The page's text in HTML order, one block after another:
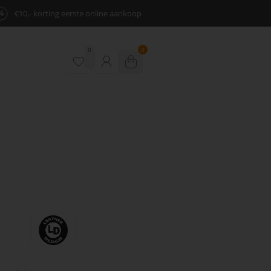
€10,- korting eerste online aankoop
0 0